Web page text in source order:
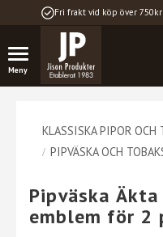
Fri frakt vid köp över 750kr
KLASSISKA PIPOR OCH
PIPVÄSKA OCH
Pipväska
emblem för 2